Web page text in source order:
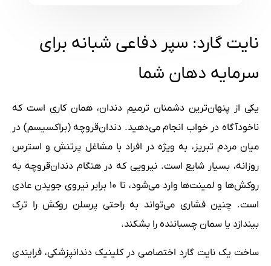
نایت گارد: سپر دفاعی شبانه برای
سرمایه دهان شما
یکی از پنهان‌ترین دشمنان ترمیم دندان، همان کاری است که
ناخودآگاه در خواب انجام می‌دهید. دندان‌قروچه (براکسیسم) در
میان مردم تبریز، به ویژه در افراد با مشاغل پرتنش و استرس
روزانه، بسیار شایع است. نیرویی که در هنگام دندان‌قروچه به
روکش‌ها و لمینت‌ها وارد می‌شود، تا ۱۰ برابر نیروی جویدن عادی
است. چنین فشاری می‌تواند به راحتی پرسلن روکش را ترک
بیندازد یا سمان چسباننده را بشکند.
ساخت یک نایت گارد اختصاصی در کلینیک دندانپزشکی، فرایندی